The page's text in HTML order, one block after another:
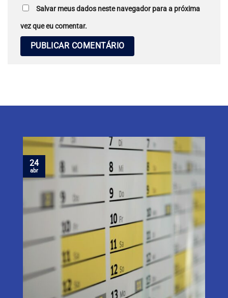
Salvar meus dados neste navegador para a próxima
vez que eu comentar.
24
abr